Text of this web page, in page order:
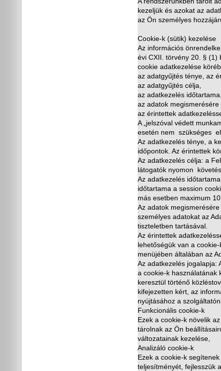
kezeljük és azokat az
az Ön személyes
Cookie-k (sütik) kezelése
Az információs
évi CXII. törvény 20. § (1)
cookie adatkezelése
az adatgyűjtés ténye, az
az adatgyűjtés célja,
az adatkezelés idő
az adatok
az érintettek
A „jelszóval védett
esetén nem szükséges el
Az adatkezelés ténye, a
időpontok. Az érintettek
Az adatkezelés célja: a
látogatók nyomon
Az adatkezelés idő
időtartama a session
más esetben maximum
Az adatok
személyes adatokat az
tiszteletben tartásával.
Az érintettek
lehetőségük van a
menüjében általában az
Az adatkezelés jogalapja:
a cookie-k
keresztül történő
kifejezetten kért, az
nyújtásához a
Funkcionális cookie-k
Ezek a cookie-k növelik
tárolnak az Ön
változatainak kezelése,
Analizáló cookie-k
Ezek a cookie-k
teljesítményét, fejlesszük